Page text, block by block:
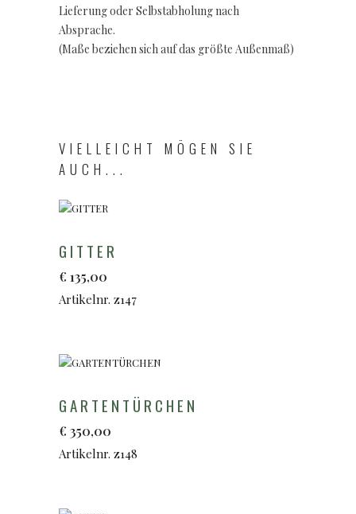
Lieferung oder Selbstabholung nach
Absprache.
(Maße beziehen sich auf das größte Außenmaß)
VIELLEICHT MÖGEN SIE
AUCH...
GITTER
€ 135,00
Artikelnr. z147
GARTENTÜRCHEN
€ 350,00
Artikelnr. z148